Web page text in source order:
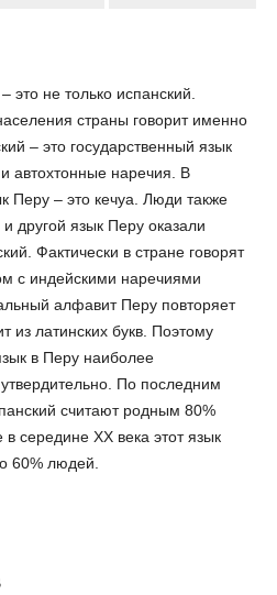
не только испанский.
страны говорит именно
– это государственный язык
автохтонные наречия. В
Перу – это кечуа. Люди также
другой язык Перу оказали
Фактически в стране говорят
с индейскими наречиями
алфавит Перу повторяет
из латинских букв. Поэтому
в Перу наиболее
По последним
считают родным 80%
середине XX века этот язык
60% людей.